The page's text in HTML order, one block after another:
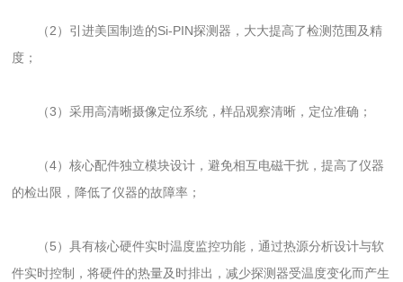
（2）引进美国制造的Si-PIN探测器，大大提高了检测范围及精
度；
（3）采用高清晰摄像定位系统，样品观察清晰，定位准确；
（4）核心配件独立模块设计，避免相互电磁干扰，提高了仪器
的检出限，降低了仪器的故障率；
（5）具有核心硬件实时温度监控功能，通过热源分析设计与软
件实时控制，将硬件的热量及时排出，减少探测器受温度变化而产生